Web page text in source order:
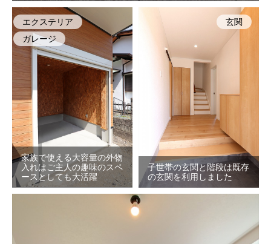
家族で使える大容量の外物
入れはご主人の趣味のスペ
ースとしても大活躍
エクステリア
ガレージ
子世帯の玄関と階段は既存
の玄関を利用しました
玄関